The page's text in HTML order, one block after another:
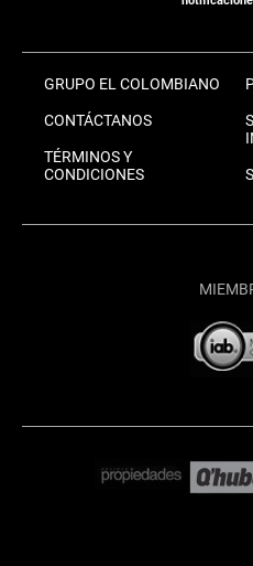
GRUPO EL COLOMBIANO
CONTÁCTANOS
TÉRMINOS Y
CONDICIONES